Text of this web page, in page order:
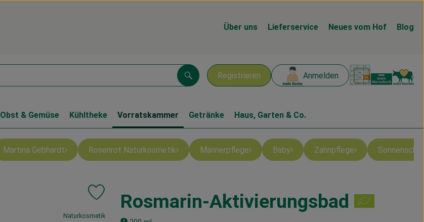
Über uns Lieferservice Neues vom Hof Blog
Registrieren Anmelden
Suchen
Obst & Gemüse Kühltheke Vorratskammer Getränke Haus, Garten & Co.
Martina Gebhardt Rosenrot Naturkosmetik Männerpflege Baby Zahnpflege
Rosmarin-Aktivierungsbad
Produkt zu Favouriten hinzufügen
, Verband:
Naturkosmetik